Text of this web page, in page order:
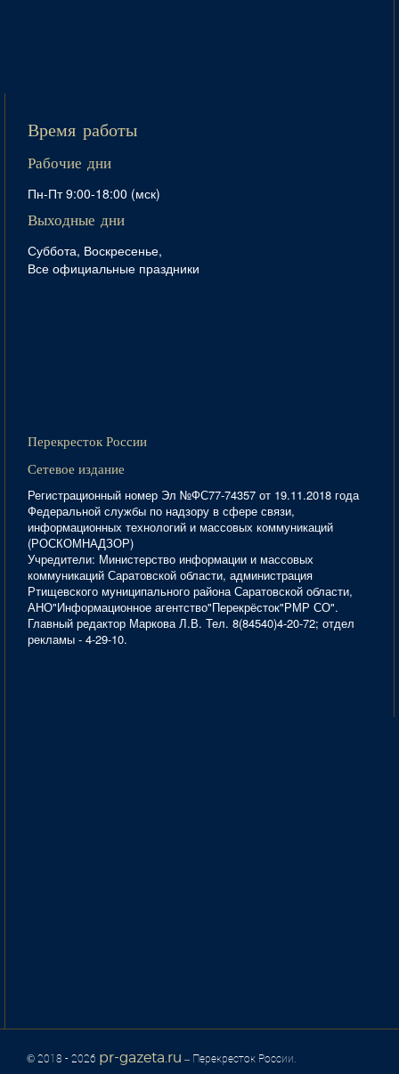
Время работы
Рабочие дни
Пн-Пт 9:00-18:00 (мск)
Выходные дни
Суббота, Воскресенье,
Все официальные праздники
Перекресток России
Сетевое издание
Регистрационный номер Эл №ФС77-74357 от 19.11.2018 года
Федеральной службы по надзору в сфере связи,
информационных технологий и массовых коммуникаций
(РОСКОМНАДЗОР)
Учредители: Министерство информации и массовых
коммуникаций Саратовской области, администрация
Ртищевского муниципального района Саратовской области,
АНО"Информационное агентство"Перекрёсток"РМР СО".
Главный редактор Маркова Л.В. Тел. 8(84540)4-20-72; отдел
рекламы - 4-29-10.
© 2018 - 2026 pr-gazeta.ru – Перекресток России.